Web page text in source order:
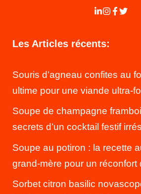
Les Articles récents:
Souris d’agneau confites au
ultime pour une viande ultra-
Soupe de champagne
secrets d’un cocktail festif
Soupe au potiron : la recette
grand-mère pour un réconfort
Sorbet citron basilic